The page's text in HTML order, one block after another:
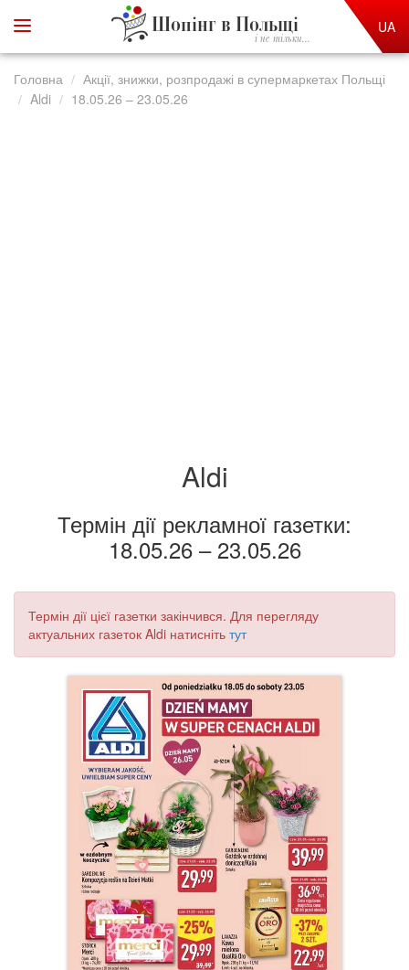
Шопінг в Польщі
і не тільки...
UA
Головна
Акції, знижки, розпродажі в супермаркетах Польщі
Aldi
18.05.26 – 23.05.26
Aldi
Термін дії рекламної газетки:
18.05.26 – 23.05.26
Термін дії цієї газетки закінчився. Для перегляду
актуальних газеток Aldi натисніть тут